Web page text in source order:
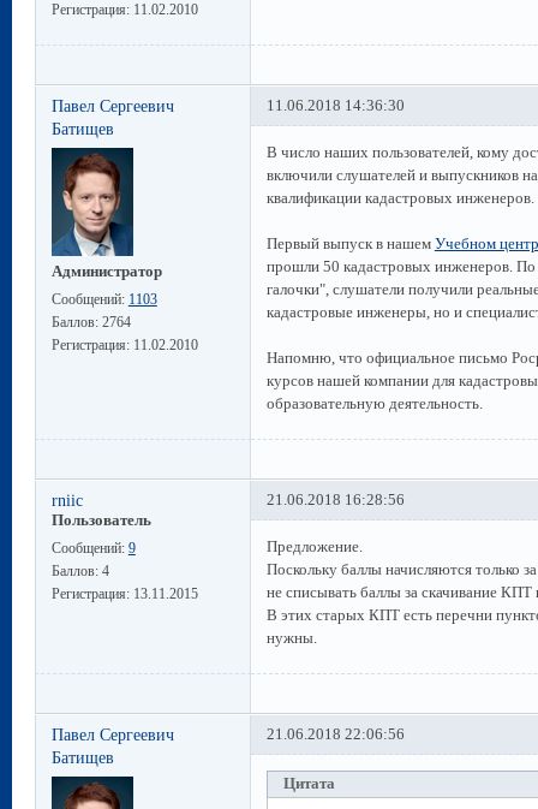
Регистрация: 11.02.2010
Павел Сергеевич
Батищев
Администратор
Сообщений: 1103
Баллов: 2764
Регистрация: 11.02.2010
11.06.2018 14:36:30
В число наших пользователей, кому
включили слушателей и выпускников
квалификации кадастровых инженеров.
Первый выпуск в нашем Учебном
прошли 50 кадастровых инженеров.
галочки", слушатели получили
кадастровые инженеры, но и
Напомню, что официальное письмо
курсов нашей компании для
образовательную деятельность.
rniic
Пользователь
Сообщений: 9
Баллов: 4
Регистрация: 13.11.2015
21.06.2018 16:28:56
Предложение.
Поскольку баллы начисляются только
не списывать баллы за скачивание
В этих старых КПТ есть перечни
нужны.
Павел Сергеевич
Батищев
21.06.2018 22:06:56
Цитата